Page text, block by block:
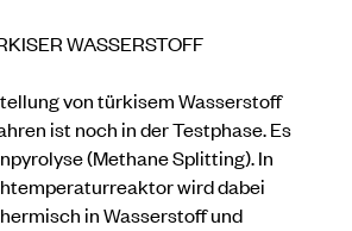
WASSERSTOFF
von türkisem Wasserstoff
ist noch in der Testphase. Es
(Methane Splitting). In
wird dabei
in Wasserstoff und